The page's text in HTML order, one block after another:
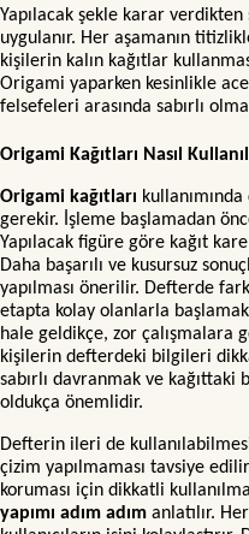
Yapılacak şekle karar
uygulanır. Her aşamanın
kişilerin kalın kağıtlar
Origami yaparken kesinlikle
felsefeleri arasında sabırlı
Origami Kağıtları Nasıl
Origami kağıtları
gerekir. İşleme başlamadan
Yapılacak figüre göre kağıt
Daha başarılı ve kusursuz
yapılması önerilir. Defterde
etapta kolay olanlarla
hale geldikçe, zor çalışmalara
kişilerin defterdeki bilgileri
sabırlı davranmak ve
oldukça önemlidir.
Defterin ileri de
çizim yapılmaması tavsiye
koruması için dikkatli
yapımı adım adım anlatılır.